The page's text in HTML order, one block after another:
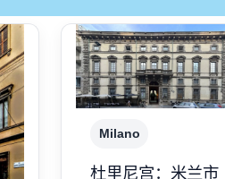
Milano
杜里尼宫：米兰市